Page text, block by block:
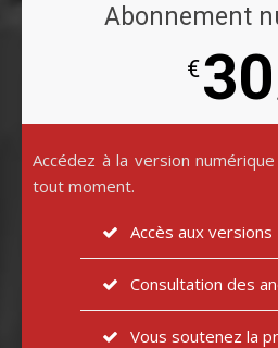
Abonnement
€30
Accédez à la version
tout moment.
Accès aux versions
Consultation des
Vous soutenez la